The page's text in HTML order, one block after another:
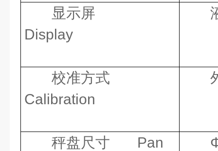
显示屏
Display
校准方式
Calibration
秤盘尺寸 Pan